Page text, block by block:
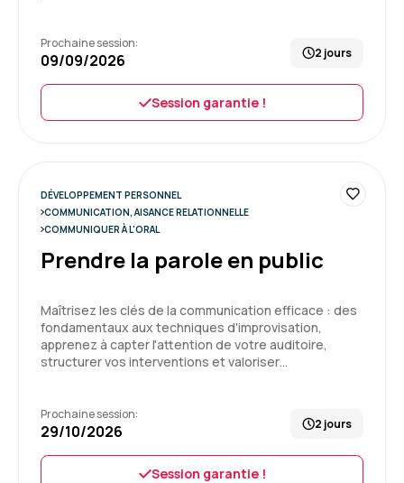
Formation : Tuteur en entreprise
5
même" et même s'il reste beaucoup de choses
à faire.
Formation : Réussir vos interviews grâce au media-
Prochaine session:
09/09/2026 2 jours
Session garantie !
DÉVELOPPEMENT PERSONNEL
COMMUNICATION, AISANCE RELATIONNELLE
COMMUNIQUER À L'ORAL
Prendre la parole en public
Maîtrisez les clés de la communication efficace : des
fondamentaux aux techniques d'improvisation,
apprenez à capter l'attention de votre auditoire,
structurer vos interventions et valoriser…
Prochaine session:
29/10/2026 2 jours
Session garantie !